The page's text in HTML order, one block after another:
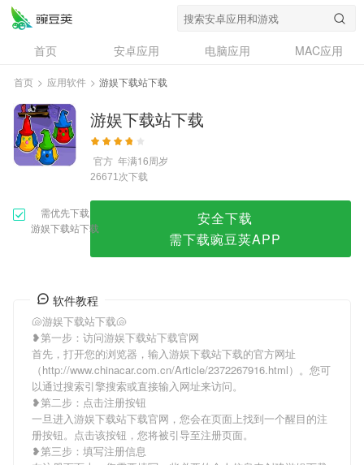
首页 安卓应用 电脑应用
MAC应用
资讯
专题
问答
首页 > 应用软件 > 游娱下载站下载
游娱下载站下载
官方 年满16周岁
26671次下载
需优先下载
游娱下载站下载
安全下载
需下载豌豆荚APP
软件教程
🐚游娱下载站下载🐚
❥第一步：访问游娱下载站下载官网
首先，打开您的浏览器，输入游娱下载站下载的官方网址
（http://www.chinacar.com.cn/Article/2372267916.html）。您可
以通过搜索引擎搜索或直接输入网址来访问。
❥第二步：点击注册按钮
一旦进入游娱下载站下载官网，您会在页面上找到一个醒目的注
册按钮。点击该按钮，您将被引导至注册页面。
❥第三步：填写注册信息